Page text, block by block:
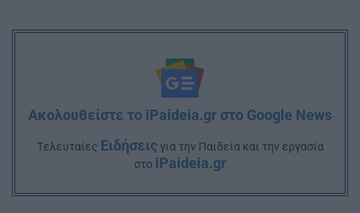
Ακολουθείστε το iPaideia.gr στο Google News
Tελευταίες Ειδήσειςγια την Παιδεία και την εργασία
στο iPaideia.gr